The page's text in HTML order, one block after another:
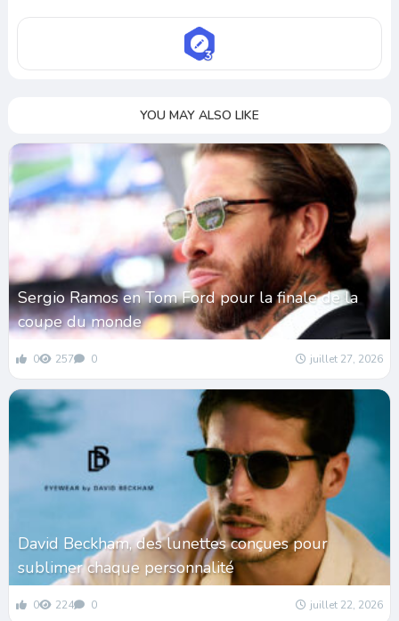
YOU MAY ALSO LIKE
Sergio Ramos en Tom Ford pour la finale de la
coupe du monde
0 257 0 juillet 27, 2026
David Beckham, des lunettes conçues pour
sublimer chaque personnalité
0 224 0 juillet 22, 2026